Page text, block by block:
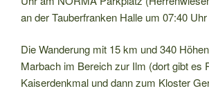
an der Tauberfranken Halle um 07:40 Uhr
Die Wanderung mit 15 km und 340
Marbach im Bereich zur Ilm (dort gibt es
Kaiserdenkmal und dann zum Kloster